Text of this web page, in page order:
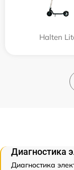
Halten
Диагностика
Диагностика